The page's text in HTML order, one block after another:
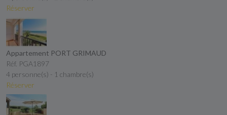
Réserver
Appartement PORT GRIMAUD
Réf. PGA1897
4 personne(s) - 1 chambre(s)
Réserver